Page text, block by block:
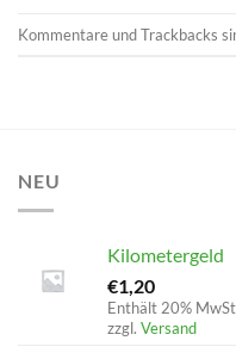
Kommentare und Trackbacks
NEU
Kilometergeld
€1,20
Enthält 20%
zzgl. Versand